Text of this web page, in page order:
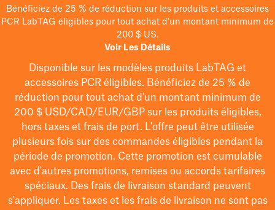
Bénéficiez de 25 % de réduction sur les produits et accessoires
PCR LabTAG éligibles pour tout achat d'un montant minimum de
200 $ US.
Voir Les Détails
Disponible sur les modèles produits LabTAG et
accessoires PCR éligibles. Bénéficiez de 25 % de
réduction pour tout achat d'un montant minimum de
200 $USD/CAD/EUR/GBPsur les produits éligibles,
hors taxes et frais de port. L'offre peut être utilisée
plusieurs fois sur des commandes éligibles pendant la
période de promotion. Cette promotion est cumulable
avec d'autres promotions, remises ou accords tarifaires
spéciaux. Des frais de livraison standard peuvent
s'appliquer. Les taxes et les frais de livraison ne sont pas